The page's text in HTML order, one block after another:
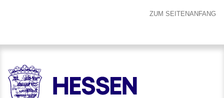
ZUM SEITENANFANG